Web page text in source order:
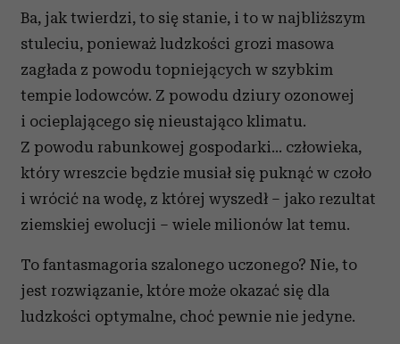
Ba, jak twierdzi, to się stanie, i to w najbliższym
stuleciu, ponieważ ludzkości grozi masowa
zagłada z powodu topniejących w szybkim
tempie lodowców. Z powodu dziury ozonowej
i ocieplającego się nieustająco klimatu.
Z powodu rabunkowej gospodarki… człowieka,
który wreszcie będzie musiał się puknąć w czoło
i wrócić na wodę, z której wyszedł – jako rezultat
ziemskiej ewolucji – wiele milionów lat temu.
To fantasmagoria szalonego uczonego? Nie, to
jest rozwiązanie, które może okazać się dla
ludzkości optymalne, choć pewnie nie jedyne.